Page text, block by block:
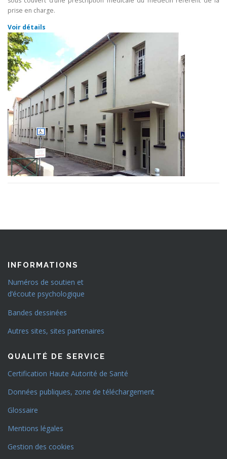
prise en charge.
Voir détails
INFORMATIONS
Numéros de soutien et
d’écoute psychologique
Bandes dessinées
Autres sites, sites partenaires
QUALITÉ DE SERVICE
Certification Haute Autorité de Santé
Données publiques, zone de téléchargement
Glossaire
Mentions légales
Gestion des cookies